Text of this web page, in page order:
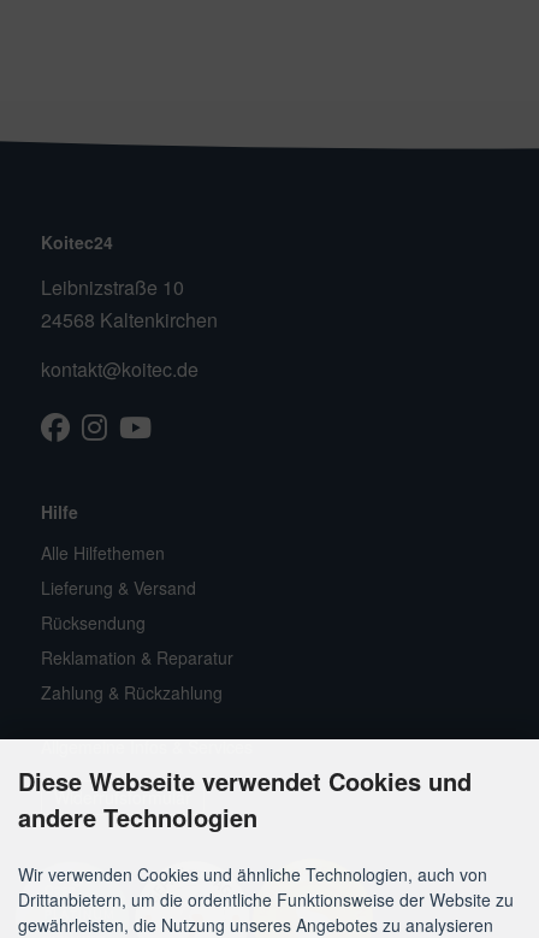
Koitec24
Leibnizstraße 10
24568 Kaltenkirchen
kontakt@koitec.de
Facebook
Instagram
Hilfe
Alle Hilfethemen
Lieferung & Versand
Rücksendung
Reklamation & Reparatur
Zahlung & Rückzahlung
Allgemeine Infos & Services
Widerrufsformular
Diese Webseite verwendet Cookies und
andere Technologien
Wir verwenden Cookies und ähnliche Technologien, auch von
Drittanbietern, um die ordentliche Funktionsweise der Website zu
gewährleisten, die Nutzung unseres Angebotes zu analysieren